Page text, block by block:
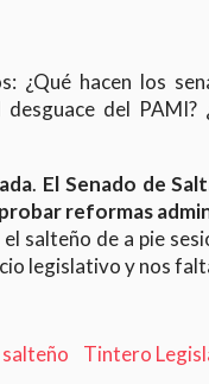
¿Qué hacen los
del
. El Senado de
reformas
salteño de a pie
legislativo y nos
Tintero